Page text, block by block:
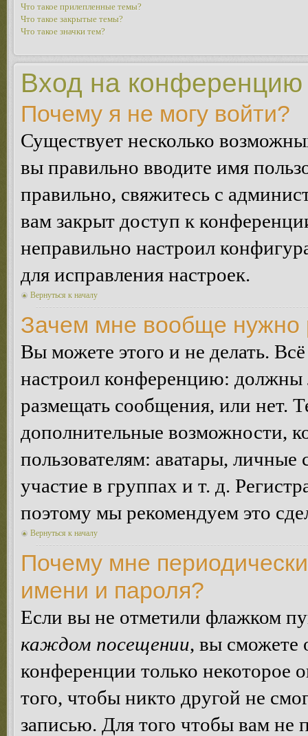
Что такое прилепленные темы?
Что такое закрытые темы?
Что такое значки тем?
Вход на конференцию
Почему я не могу войти?
Существует несколько
вы правильно вводите имя
правильно, свяжитесь с
вам закрыт доступ к
неправильно настроил
для исправления настроек.
Вернуться к началу
Зачем мне вообще нужно
Вы можете этого и не делать.
настроил конференцию: должны
размещать сообщения, или нет.
дополнительные возможности,
пользователям: аватары,
участие в группах и т. д.
поэтому мы рекомендуем это
Вернуться к началу
Почему мне
имени и пароля?
Если вы не отметили флажком
каждом посещении, вы сможете
конференции только некоторое
того, чтобы никто другой не
записью. Для того чтобы вам не